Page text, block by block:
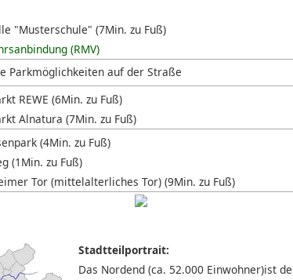
"Musterschule" (7Min. zu Fuß)
(RMV)
Parkmöglichkeiten auf der Straße
REWE (6Min. zu Fuß)
Alnatura (7Min. zu Fuß)
(4Min. zu Fuß)
(1Min. zu Fuß)
Tor (mittelalterliches Tor) (9Min. zu Fuß)
Stadtteilportrait:
Das Nordend (ca. 52.000 Einwohner)ist